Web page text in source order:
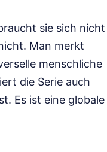
sie sich nicht
Man merkt
menschliche
die Serie auch
Es ist eine globale